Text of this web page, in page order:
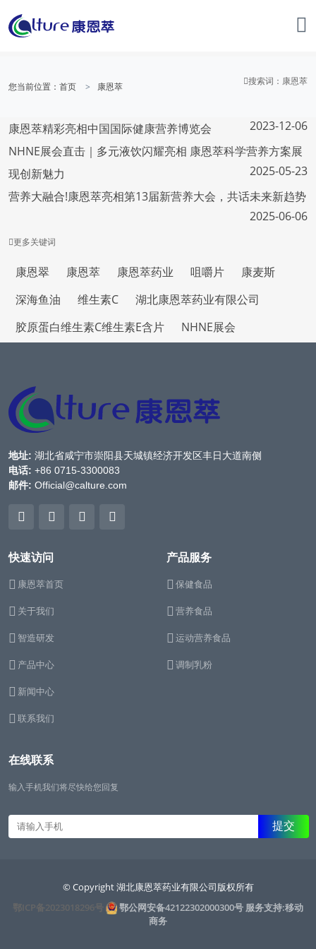
您当前位置： 首页 康恩萃 搜索词 ：康恩萃
康恩萃精彩亮相中国国际健康营养博览会
2023-12-06
NHNE展会直击｜多元液饮闪耀亮相 康恩萃科学营养方案展
现创新魅力
2025-05-23
营养大融合!康恩萃亮相第13届新营养大会，共话未来新趋势
2025-06-06
更多关键词
康恩翠 康恩萃 康恩萃药业 咀嚼片
康麦斯
深海鱼油
维生素C
湖北康恩萃药业有限公司
胶原蛋白维生素C维生素E含片
NHNE展会
地址: 湖北省咸宁市崇阳县天城镇经济开发区丰日大道南侧
电话: +86 0715-3300083
邮件: Official@calture.com
快速访问
康恩萃首页
关于我们
智造研发
产品中心
新闻中心
联系我们
产品服务
保健食品
营养食品
运动营养食品
调制乳粉
在线联系
输入手机我们将尽快给您回复
© Copyright 湖北康恩萃药业有限公司版权所有
鄂ICP备2023018296号
鄂公网安备42122302000300号 服务支持:移动
商务